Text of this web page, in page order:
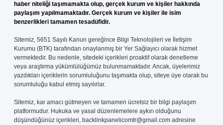
haber niteliği taşımamakta olup, gerçek kurum ve kişiler hakkında
paylaşım yapılmamaktadır. Gerçek kurum ve kişiler ile isim
benzerlikleri tamamen tesadüfidir.
Sitemiz, 5651 Sayılı Kanun gereğince Bilgi Teknolojileri ve İletişim
Kurumu (BTK) tarafından onaylanmış bir Yer Sağlayıcı olarak hizmet
vermektedir. Bu nedenle, sitedeki içerikleri proaktif olarak denetleme
veya araştırma yükümlülüğümüz bulunmamaktadır. Ancak, üyelerimiz
yazdıkları içeriklerin sorumluluğunu taşımakta olup, siteye üye olarak bu
sorumluluğu kabul etmiş sayılırlar.
Sitemiz, kar amacı gütmeyen ve tamamen ücretsiz bir bilgi paylaşım
platformudur. Hukuka ve yasal düzenlemelere aykırı olduğunu
düşündüğünüz içerikleri, backlinkpanelicomtr@gmail.com adresine